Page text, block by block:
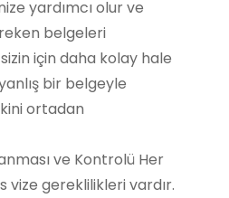
yardımcı olur ve
belgeleri
için daha kolay hale
bir belgeyle
ortadan
ve Kontrolü Her
vize gereklilikleri vardır.